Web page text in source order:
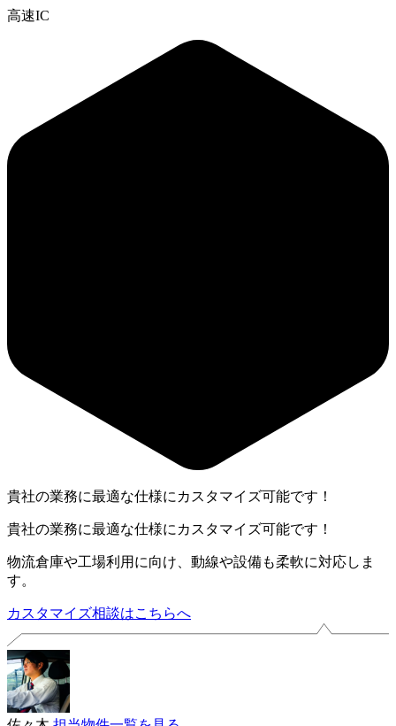
高速IC
貴社の業務に最適な仕様にカスタマイズ可能です！
貴社の業務に最適な仕様にカスタマイズ可能です！
物流倉庫や工場利用に向け、動線や設備も柔軟に対応しま
す。
カスタマイズ相談はこちらへ